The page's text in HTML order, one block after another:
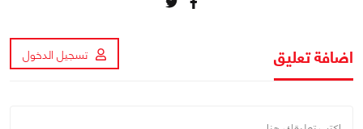
اضافة تعليق تسجيل الدخول